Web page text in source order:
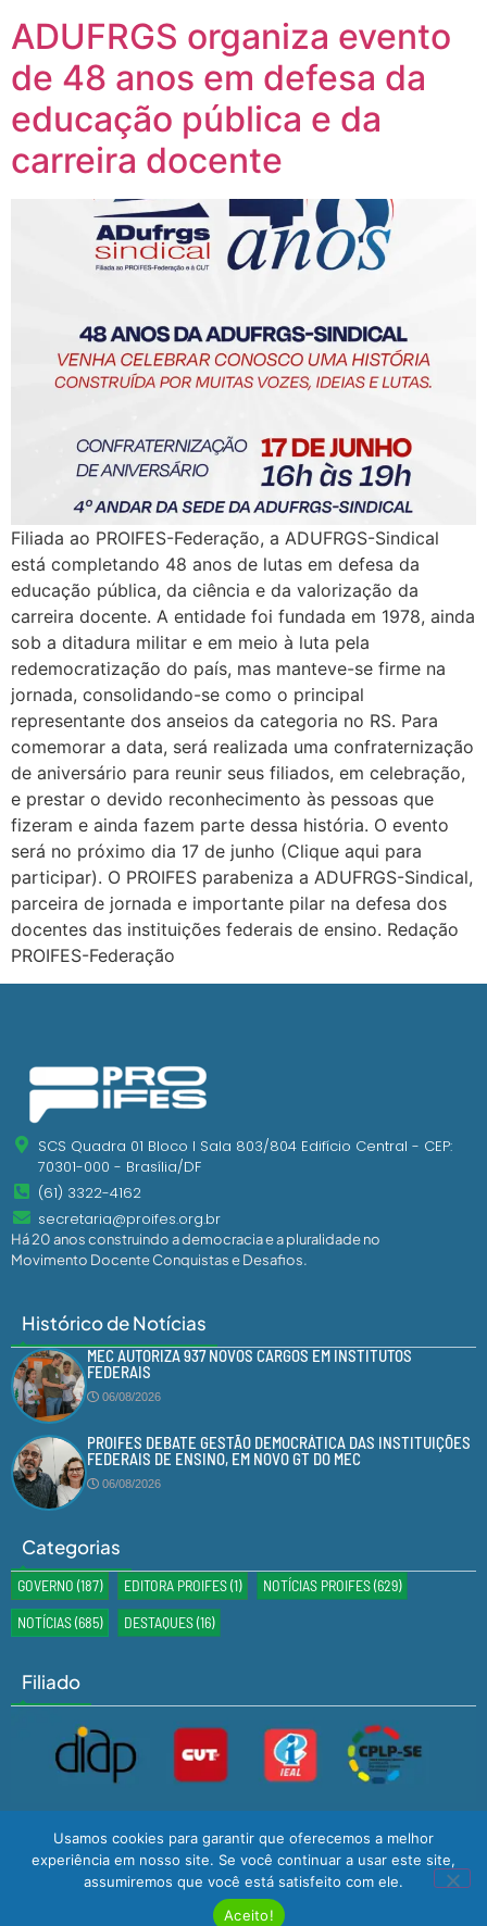
ADUFRGS organiza evento
de 48 anos em defesa da
educação pública e da
carreira docente
Filiada ao PROIFES-Federação, a ADUFRGS-Sindical
está completando 48 anos de lutas em defesa da
educação pública, da ciência e da valorização da
carreira docente. A entidade foi fundada em 1978, ainda
sob a ditadura militar e em meio à luta pela
redemocratização do país, mas manteve-se firme na
jornada, consolidando-se como o principal
representante dos anseios da categoria no RS. Para
comemorar a data, será realizada uma confraternização
de aniversário para reunir seus filiados, em celebração,
e prestar o devido reconhecimento às pessoas que
fizeram e ainda fazem parte dessa história. O evento
será no próximo dia 17 de junho (Clique aqui para
participar). O PROIFES parabeniza a ADUFRGS-Sindical,
parceira de jornada e importante pilar na defesa dos
docentes das instituições federais de ensino. Redação
PROIFES-Federação
SCS Quadra 01 Bloco I Sala 803/804 Edifício Central - CEP:
70301-000 - Brasília/DF
(61) 3322-4162
secretaria@proifes.org.br
Há 20 anos construindo a democracia e a pluralidade no
Movimento Docente Conquistas e Desafios.
Histórico de Notícias
MEC AUTORIZA 937 NOVOS CARGOS EM INSTITUTOS
FEDERAIS
06/08/2026
PROIFES DEBATE GESTÃO DEMOCRÁTICA DAS INSTITUIÇÕES
FEDERAIS DE ENSINO, EM NOVO GT DO MEC
06/08/2026
Categorias
GOVERNO (187) EDITORA PROIFES(1) NOTÍCIAS PROIFES(629)
NOTÍCIAS(685) DESTAQUES(16)
Filiado
Desenvolvido por GMS TECNOLOGIA © Todos os Direitos Reservados
2024
Usamos cookies para garantir que oferecemos a melhor
experiência em nosso site. Se você continuar a usar este site,
assumiremos que você está satisfeito com ele.
Aceito!